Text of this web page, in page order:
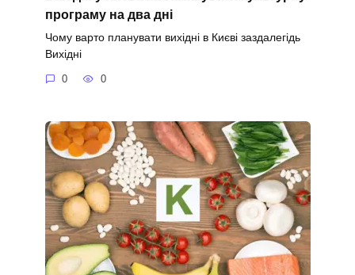
програму на два дні
Чому варто планувати вихідні в Києві заздалегідь
Вихідні
0 0